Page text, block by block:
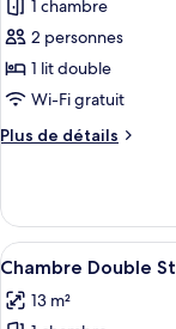
Smoking
Room
Non
Smoking
photos
pour
ce
type
chambre :
Standard,
fumeurs
1 chambre
2 personnes
1 lit double
Wi-Fi gratuit
Plus de détails
Plus
le
type
de
Chambre
Afficher
toutes
les
6
Chambre Double
13 m²